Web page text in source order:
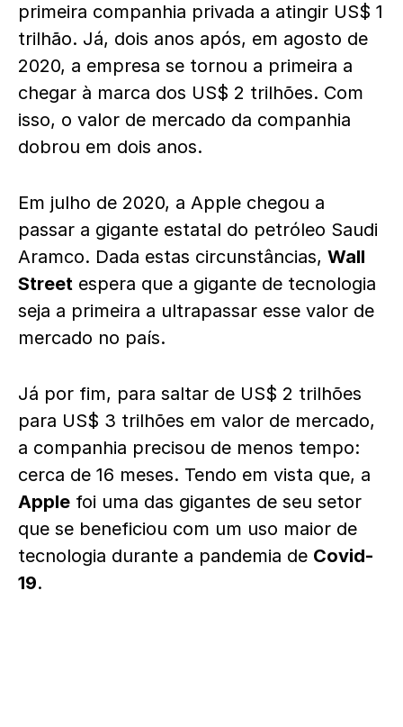
primeira companhia privada a atingir US$ 1
trilhão. Já, dois anos após, em agosto de
2020, a empresa se tornou a primeira a
chegar à marca dos US$ 2 trilhões. Com
isso, o valor de mercado da companhia
dobrou em dois anos.
Em julho de 2020, a Apple chegou a
passar a gigante estatal do petróleo Saudi
Aramco. Dada estas circunstâncias, Wall
Street espera que a gigante de tecnologia
seja a primeira a ultrapassar esse valor de
mercado no país.
Já por fim, para saltar de US$ 2 trilhões
para US$ 3 trilhões em valor de mercado,
a companhia precisou de menos tempo:
cerca de 16 meses. Tendo em vista que, a
Apple foi uma das gigantes de seu setor
que se beneficiou com um uso maior de
tecnologia durante a pandemia de Covid-
19.